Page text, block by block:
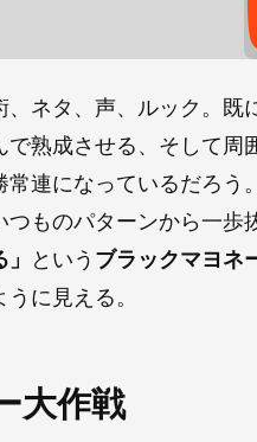
、ネタ、声、ルック。既
で熟成させる、そして周
常連になっているだろ
つものパターンから一歩
という ブラックマヨネ
に見える。
大作戦